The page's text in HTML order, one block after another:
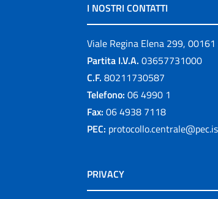
I NOSTRI CONTATTI
Viale Regina Elena 299, 00161
Partita I.V.A. 03657731000
C.F. 80211730587
Telefono: 06 4990 1
Fax: 06 4938 7118
PEC:
PRIVACY